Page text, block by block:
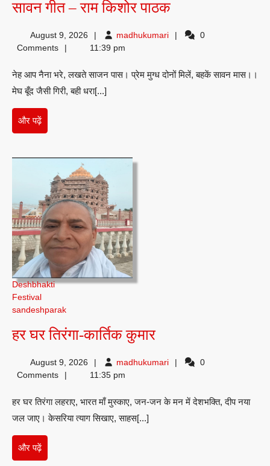
सावन गीत – राम किशोर पाठक
–
किशोर
August 9, 2026 madhukumarimadhukumari
0
Comments
11:39 pm
नेह आप नैना भरे, लखते साजन पास। प्रेम मुग्ध दोनों मिलें, बहकें सावन मास।।
मेघ बूँद जैसी गिरी, बही धरा[...]
और पढ़ेंऔर
पढ़ें
Deshbhakti
Festival
sandeshparak
हर घर तिरंगा-कार्तिक कुमारहर
तिरंगा-
कुमार
August 9, 2026 madhukumarimadhukumari
0
Comments
11:35 pm
हर घर तिरंगा लहराए, भारत माँ मुस्काए, जन-जन के मन में देशभक्ति, दीप नया
जल जाए। केसरिया त्याग सिखाए, साहस[...]
और पढ़ेंऔर
पढ़ें